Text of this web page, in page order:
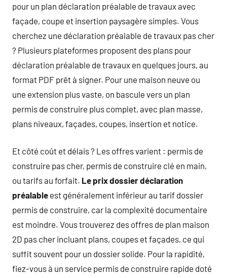
pour un plan déclaration préalable de travaux avec
façade, coupe et insertion paysagère simples. Vous
cherchez une déclaration préalable de travaux pas cher
? Plusieurs plateformes proposent des plans pour
déclaration préalable de travaux en quelques jours, au
format PDF prêt à signer. Pour une maison neuve ou
une extension plus vaste, on bascule vers un plan
permis de construire plus complet, avec plan masse,
plans niveaux, façades, coupes, insertion et notice.
Et côté coût et délais ? Les offres varient : permis de
construire pas cher, permis de construire clé en main,
ou tarifs au forfait. Le prix dossier déclaration
préalable est généralement inférieur au tarif dossier
permis de construire, car la complexité documentaire
est moindre. Vous trouverez des offres de plan maison
2D pas cher incluant plans, coupes et façades, ce qui
suffit souvent pour un dossier solide. Pour la rapidité,
fiez-vous à un service permis de construire rapide doté